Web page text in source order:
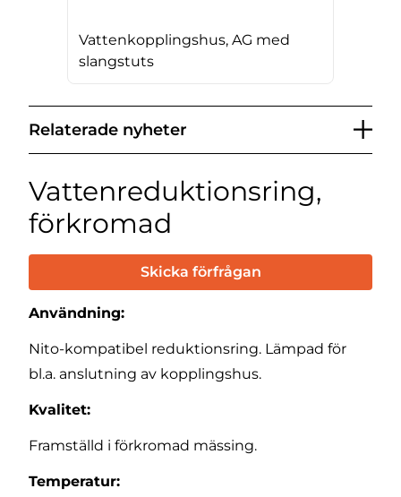
Vattenkopplingshus, AG med
slangstuts
Relaterade nyheter
Vattenreduktionsring,
förkromad
Skicka förfrågan
Användning:
Nito-kompatibel reduktionsring. Lämpad för
bl.a. anslutning av kopplingshus.
Kvalitet:
Framställd i förkromad mässing.
Temperatur: